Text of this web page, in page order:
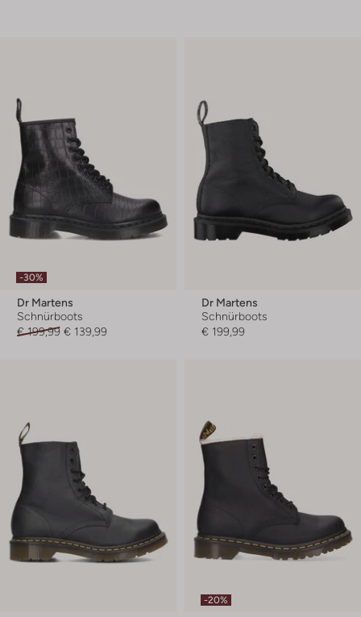
-30%
Dr Martens
Schnürboots
€ 199,99 € 139,99
Dr Martens
Schnürboots
€ 199,99
-20%